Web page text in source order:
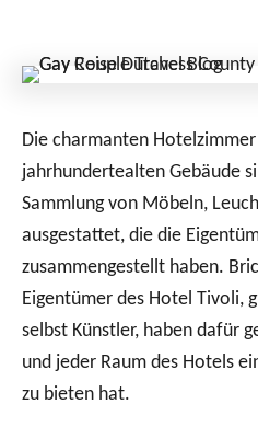
Die charmanten
jahrhundertealten Gebäude
Sammlung von Möbeln,
ausgestattet, die die
zusammengestellt haben.
Eigentümer des Hotel Tivoli,
selbst Künstler, haben dafür
und jeder Raum des Hotels
zu bieten hat.